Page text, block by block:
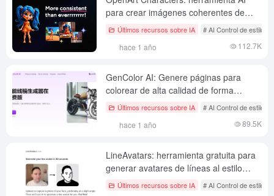
para crear imágenes coherentes de
personajes
Últimos recursos sobre IA # AI Control de estilo
hace 1 año 112.7K
GenColor AI: Genere páginas para
colorear de alta calidad de forma
gratuita, convierta texto e imágenes en
Últimos recursos sobre IA # AI Control de estilo
hace 1 año 89.5K
LineAvatars: herramienta gratuita para
generar avatares de líneas al estilo
NotionÚltimos recursos sobre IA # AI Control de estilo